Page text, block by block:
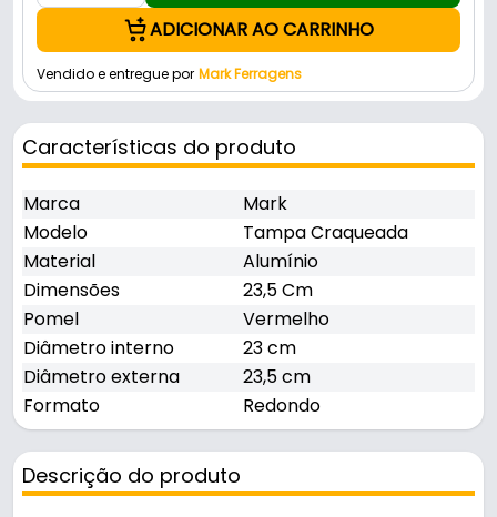
ADICIONAR AO CARRINHO
Vendido e entregue por Mark Ferragens
Características do produto
Marca
Mark
Modelo
Tampa Craqueada
Material
Alumínio
Dimensões
23,5 Cm
Pomel
Vermelho
Diâmetro interno
23 cm
Diâmetro externa
23,5 cm
Formato
Redondo
Descrição do produto